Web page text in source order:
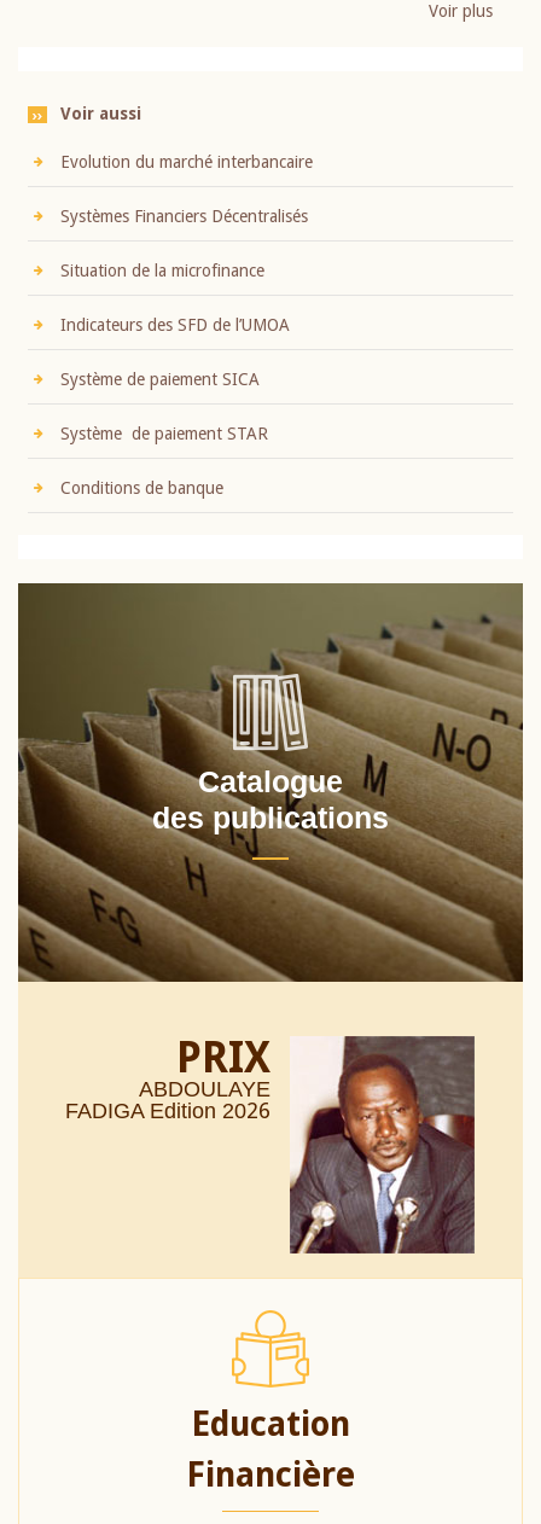
Voir plus
Voir aussi
Evolution du marché interbancaire
Systèmes Financiers Décentralisés
Situation de la microfinance
Indicateurs des SFD de l’UMOA
Système de paiement SICA
Système de paiement STAR
Conditions de banque
Catalogue
des publications
PRIX
ABDOULAYE
FADIGA Edition 2026
Education
Financière